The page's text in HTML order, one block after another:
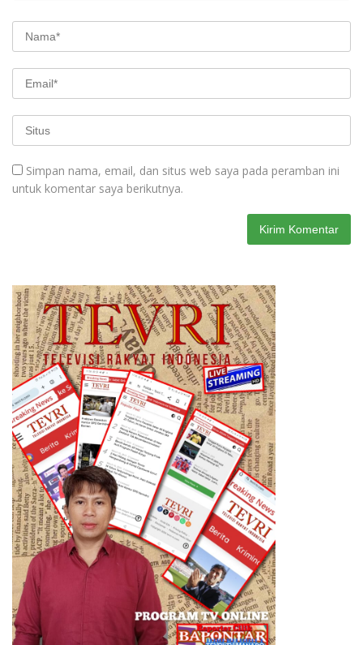
Simpan nama, email, dan situs web saya pada peramban ini
untuk komentar saya berikutnya.